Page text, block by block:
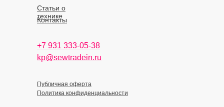
Статьи о
технике
Контакты
+7 931 333-05-38
kp@sewtradein.ru
Политика конфиденциальности
Публичная оферта